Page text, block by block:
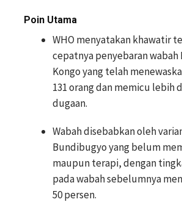
Poin Utama
WHO menyatakan khawatir
cepatnya penyebaran
Kongo yang telah
131 orang dan memicu lebih
dugaan.
Wabah disebabkan oleh
Bundibugyo yang belum
maupun terapi, dengan
pada wabah sebelumnya
50 persen.